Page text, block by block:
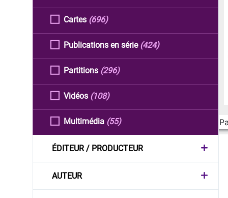
Cartes (696)
Publications en série (424)
Partitions (296)
Vidéos (108)
Multimédia (55)
ÉDITEUR / PRODUCTEUR
AUTEUR